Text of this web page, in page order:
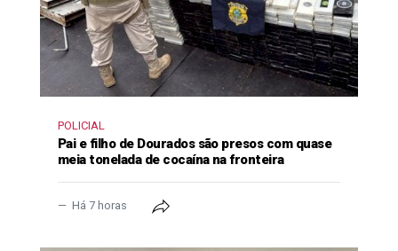
POLICIAL
Pai e filho de Dourados são presos com quase
meia tonelada de cocaína na fronteira
Há 7 horas